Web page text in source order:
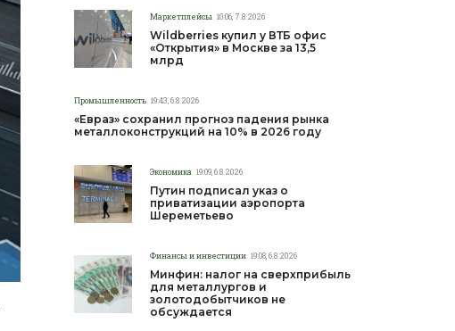
Маркетплейсы 10:06, 7.8.2026
Wildberries купил у ВТБ офис
«Открытия» в Москве за 13,5
млрд
Промышленность 19:43, 6.8.2026
«Евраз» сохранил прогноз падения рынка
металлоконструкций на 10% в 2026 году
Экономика 19:09, 6.8.2026
Путин подписал указ о
приватизации аэропорта
Шереметьево
Финансы и инвестиции 19:08, 6.8.2026
Минфин: налог на сверхприбыль
для металлургов и
золотодобытчиков не
обсуждается